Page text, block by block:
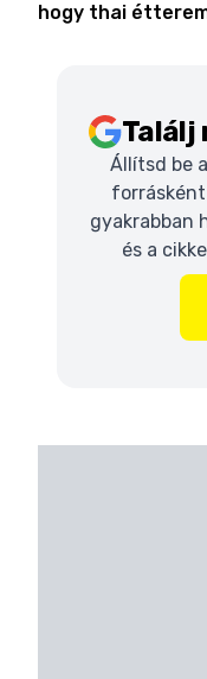
hogy thai
Találj
Állítsd be
forrásként
gyakrabban
és a